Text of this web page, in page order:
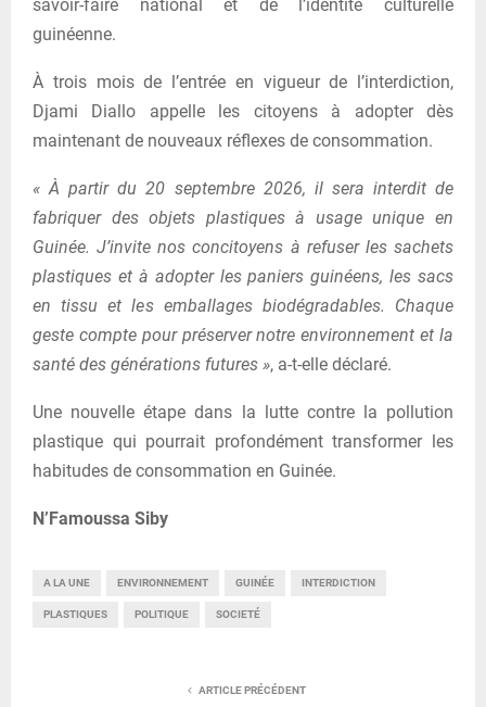
savoir-faire national et de l’identité culturelle
guinéenne.
À trois mois de l’entrée en vigueur de l’interdiction,
Djami Diallo appelle les citoyens à adopter dès
maintenant de nouveaux réflexes de consommation.
« À partir du 20 septembre 2026, il sera interdit de
fabriquer des objets plastiques à usage unique en
Guinée. J’invite nos concitoyens à refuser les sachets
plastiques et à adopter les paniers guinéens, les sacs
en tissu et les emballages biodégradables. Chaque
geste compte pour préserver notre environnement et la
santé des générations futures », a-t-elle déclaré.
Une nouvelle étape dans la lutte contre la pollution
plastique qui pourrait profondément transformer les
habitudes de consommation en Guinée.
N’Famoussa Siby
A LA UNE ENVIRONNEMENT GUINÉE INTERDICTION
PLASTIQUES POLITIQUE SOCIETÉ
ARTICLE PRÉCÉDENT